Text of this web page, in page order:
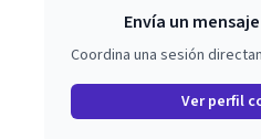
Envía un
Coordina una sesión
Ver perfil